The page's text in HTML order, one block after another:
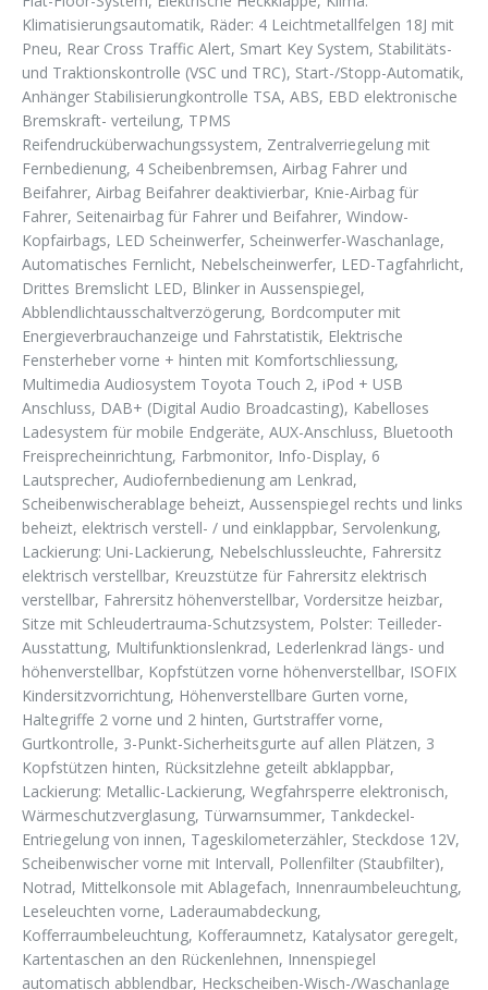
Klimatisierungsautomatik, Räder: 4 Leichtmetallfelgen 18J mit
Pneu, Rear Cross Traffic Alert, Smart Key System, Stabilitäts-
und Traktionskontrolle (VSC und TRC), Start-/Stopp-Automatik,
Anhänger Stabilisierungkontrolle TSA, ABS, EBD elektronische
Bremskraft- verteilung, TPMS
Reifendrucküberwachungssystem, Zentralverriegelung mit
Fernbedienung, 4 Scheibenbremsen, Airbag Fahrer und
Beifahrer, Airbag Beifahrer deaktivierbar, Knie-Airbag für
Fahrer, Seitenairbag für Fahrer und Beifahrer, Window-
Kopfairbags, LED Scheinwerfer, Scheinwerfer-Waschanlage,
Automatisches Fernlicht, Nebelscheinwerfer, LED-Tagfahrlicht,
Drittes Bremslicht LED, Blinker in Aussenspiegel,
Abblendlichtausschaltverzögerung, Bordcomputer mit
Energieverbrauchanzeige und Fahrstatistik, Elektrische
Fensterheber vorne + hinten mit Komfortschliessung,
Multimedia Audiosystem Toyota Touch 2, iPod + USB
Anschluss, DAB+ (Digital Audio Broadcasting), Kabelloses
Ladesystem für mobile Endgeräte, AUX-Anschluss, Bluetooth
Freisprecheinrichtung, Farbmonitor, Info-Display, 6
Lautsprecher, Audiofernbedienung am Lenkrad,
Scheibenwischerablage beheizt, Aussenspiegel rechts und links
beheizt, elektrisch verstell- / und einklappbar, Servolenkung,
Lackierung: Uni-Lackierung, Nebelschlussleuchte, Fahrersitz
elektrisch verstellbar, Kreuzstütze für Fahrersitz elektrisch
verstellbar, Fahrersitz höhenverstellbar, Vordersitze heizbar,
Sitze mit Schleudertrauma-Schutzsystem, Polster: Teilleder-
Ausstattung, Multifunktionslenkrad, Lederlenkrad längs- und
höhenverstellbar, Kopfstützen vorne höhenverstellbar, ISOFIX
Kindersitzvorrichtung, Höhenverstellbare Gurten vorne,
Haltegriffe 2 vorne und 2 hinten, Gurtstraffer vorne,
Gurtkontrolle, 3-Punkt-Sicherheitsgurte auf allen Plätzen, 3
Kopfstützen hinten, Rücksitzlehne geteilt abklappbar,
Lackierung: Metallic-Lackierung, Wegfahrsperre elektronisch,
Wärmeschutzverglasung, Türwarnsummer, Tankdeckel-
Entriegelung von innen, Tageskilometerzähler, Steckdose 12V,
Scheibenwischer vorne mit Intervall, Pollenfilter (Staubfilter),
Notrad, Mittelkonsole mit Ablagefach, Innenraumbeleuchtung,
Leseleuchten vorne, Laderaumabdeckung,
Kofferraumbeleuchtung, Kofferaumnetz, Katalysator geregelt,
Kartentaschen an den Rückenlehnen, Innenspiegel
automatisch abblendbar, Heckscheiben-Wisch-/Waschanlage